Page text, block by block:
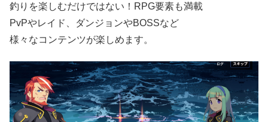
釣りを楽しむだけではない！RPG要素も満載
PvPやレイド、ダンジョンやBOSSなど
様々なコンテンツが楽しめます。